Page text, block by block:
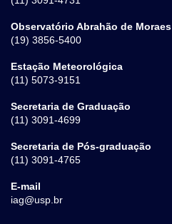
Observatório Abrahão de Moraes
(19) 3856-5400
Estação Meteorológica
(11) 5073-9151
Secretaria de Graduação
(11) 3091-4699
Secretaria de Pós-graduação
(11) 3091-4765
E-mail
iag@usp.br